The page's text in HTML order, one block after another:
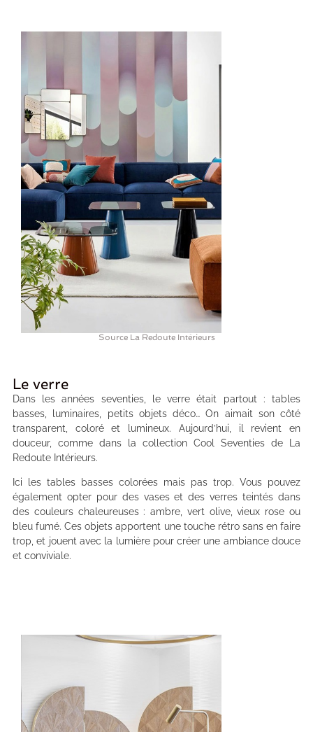
Source La Redoute Intérieurs
Le verre
Dans les années seventies, le verre était partout : tables
basses, luminaires, petits objets déco… On aimait son côté
transparent, coloré et lumineux. Aujourd’hui, il revient en
douceur, comme dans la collection Cool Seventies de La
Redoute Intérieurs.
Ici les tables basses colorées mais pas trop. Vous pouvez
également opter pour des vases et des verres teintés dans
des couleurs chaleureuses : ambre, vert olive, vieux rose ou
bleu fumé. Ces objets apportent une touche rétro sans en faire
trop, et jouent avec la lumière pour créer une ambiance douce
et conviviale.